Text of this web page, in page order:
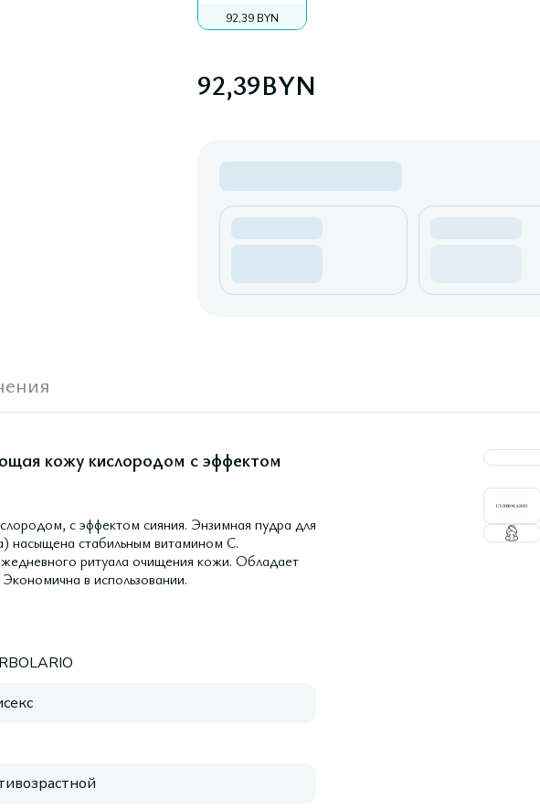
92,39 BYN
92,39BYN
кожу кислородом с эффектом
с эффектом сияния. Энзимная пудра для
насыщена стабильным витамином С.
ритуала очищения кожи. Обладает
в использовании.